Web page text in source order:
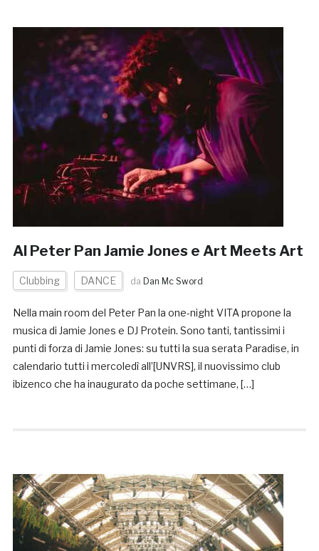
Al Peter Pan Jamie Jones e Art Meets Art
Clubbing DANCE da Dan Mc Sword
Nella main room del Peter Pan la one-night VITA propone la
musica di Jamie Jones e DJ Protein. Sono tanti, tantissimi i
punti di forza di Jamie Jones: su tutti la sua serata Paradise, in
calendario tutti i mercoledì all’[UNVRS], il nuovissimo club
ibizenco che ha inaugurato da poche settimane, […]